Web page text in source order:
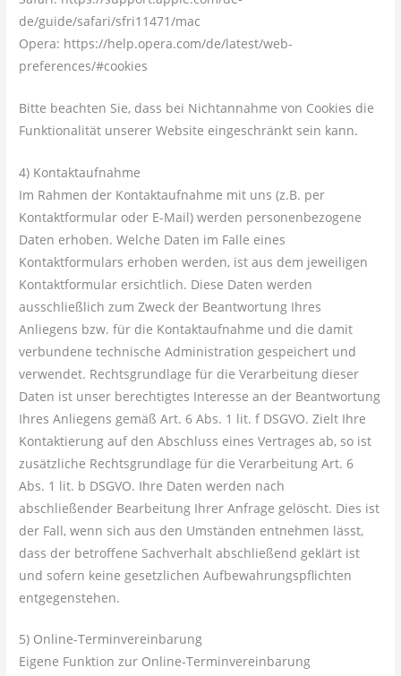
de/guide/safari/sfri11471/mac
Opera: https://help.opera.com/de/latest/web-
preferences/#cookies
Bitte beachten Sie, dass bei Nichtannahme von Cookies die
Funktionalität unserer Website eingeschränkt sein kann.
4) Kontaktaufnahme
Im Rahmen der Kontaktaufnahme mit uns (z.B. per
Kontaktformular oder E-Mail) werden personenbezogene
Daten erhoben. Welche Daten im Falle eines
Kontaktformulars erhoben werden, ist aus dem jeweiligen
Kontaktformular ersichtlich. Diese Daten werden
ausschließlich zum Zweck der Beantwortung Ihres
Anliegens bzw. für die Kontaktaufnahme und die damit
verbundene technische Administration gespeichert und
verwendet. Rechtsgrundlage für die Verarbeitung dieser
Daten ist unser berechtigtes Interesse an der Beantwortung
Ihres Anliegens gemäß Art. 6 Abs. 1 lit. f DSGVO. Zielt Ihre
Kontaktierung auf den Abschluss eines Vertrages ab, so ist
zusätzliche Rechtsgrundlage für die Verarbeitung Art. 6
Abs. 1 lit. b DSGVO. Ihre Daten werden nach
abschließender Bearbeitung Ihrer Anfrage gelöscht. Dies ist
der Fall, wenn sich aus den Umständen entnehmen lässt,
dass der betroffene Sachverhalt abschließend geklärt ist
und sofern keine gesetzlichen Aufbewahrungspflichten
entgegenstehen.
5) Online-Terminvereinbarung
Eigene Funktion zur Online-Terminvereinbarung